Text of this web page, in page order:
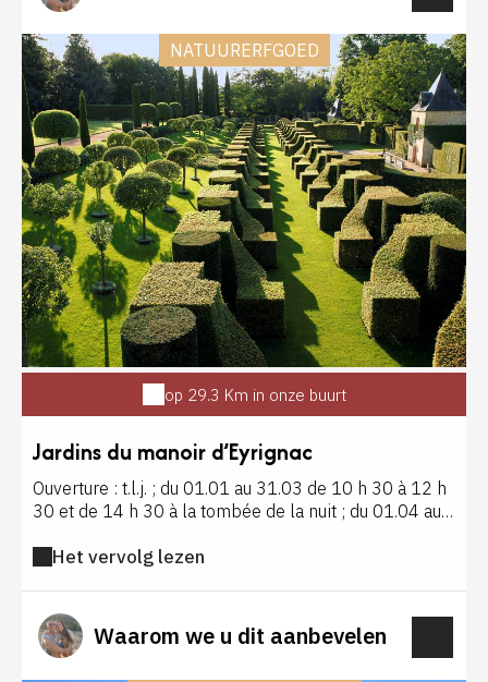
NATUURERFGOED
op 29.3 Km in onze buurt
Jardins du manoir d’Eyrignac
Ouverture : t.l.j. ; du 01.01 au 31.03 de 10 h 30 à 12 h
30 et de 14 h 30 à la tombée de la nuit ; du 01.04 au
19 h ; du 01.10 au 31.10 de 10h à la tombée de la
12 € (visioguide 1 €) ; 4,50 € pour les enfants.
Groupes adultes 6,80 €, groupes enfants 3,50
Het vervolg lezen
Waarom we u dit aanbevelen